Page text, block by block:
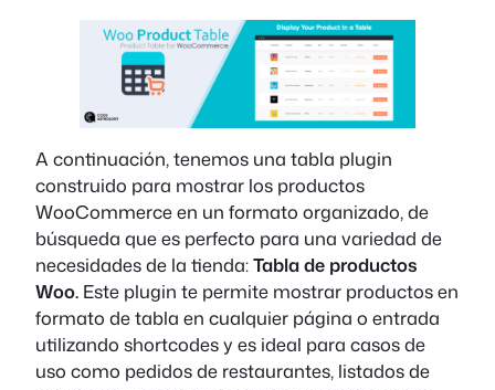
A continuación, tenemos una tabla plugin
construido para mostrar los productos
WooCommerce en un formato organizado, de
búsqueda que es perfecto para una variedad de
necesidades de la tienda:Tabla de productos
Woo. Este plugin te permite mostrar productos en
formato de tabla en cualquier página o entrada
utilizando shortcodes y es ideal para casos de
uso como pedidos de restaurantes, listados de